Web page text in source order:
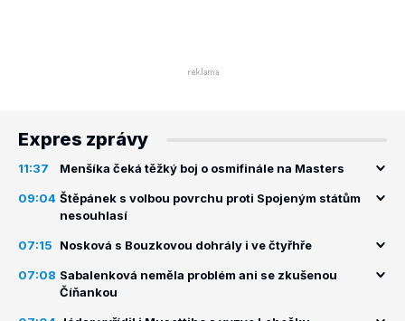
Expres zprávy
11:37 Menšíka čeká těžký boj o osmifinále na Masters
09:04 Štěpánek s volbou povrchu proti Spojeným státům
nesouhlasí
07:15 Nosková s Bouzkovou dohrály i ve čtyřhře
07:08 Sabalenková neměla problém ani se zkušenou
Číňankou